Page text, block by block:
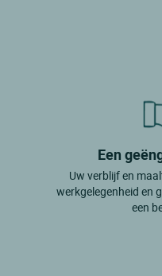
Een
Uw verblijf en
werkgelegenheid en
een